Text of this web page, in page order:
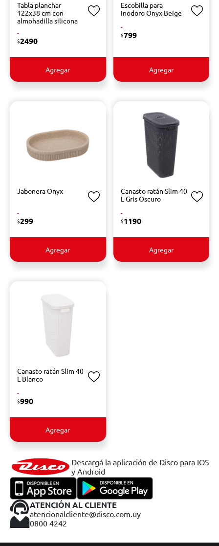
Tabla planchar
122x38 cm con
almohadilla silicona
-
$2490
Agregar
Escobilla para
Inodoro Onyx Beige
-
$799
Agregar
Jabonera Onyx
-
$299
Agregar
Canasto ratán Slim 40
L Gris Oscuro
-
$1190
Agregar
Canasto ratán Slim 40
L Blanco
-
$990
Agregar
Descargá la aplicación de Disco para IOS
y Android
ATENCIÓN AL CLIENTE
atencionalcliente@disco.com.uy
0800 4242